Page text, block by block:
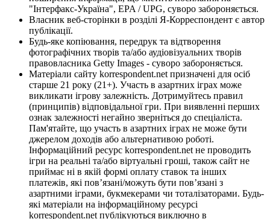
"Інтерфакс-Україна", EPA / UPG, суворо забороняється.
Власник веб-сторінки в розділі Я-Корреспондент є автор
публікації.
Будь-яке копіювання, передрук та відтворення
фотографічних творів та/або аудіовізуальних творів
правовласника Getty Images - суворо забороняється.
Матеріали сайту korrespondent.net призначені для осіб
старше 21 року (21+). Участь в азартних іграх може
викликати ігрову залежність. Дотримуйтесь правил
(принципів) відповідальної гри. При виявленні перших
ознак залежності негайно зверніться до спеціаліста.
Пам'ятайте, що участь в азартних іграх не може бути
джерелом доходів або альтернативою роботі.
Інформаційний ресурс korrespondent.net не проводить
ігри на реальні та/або віртуальні гроші, також сайт не
приймає ні в якій формі оплату ставок та інших
платежів, які пов’язані/можуть бути пов’язані з
азартними іграми, букмекерами чи тоталізаторами. Будь-
які матеріали на інформаційному ресурсі
korrespondent.net публікуються виключно в